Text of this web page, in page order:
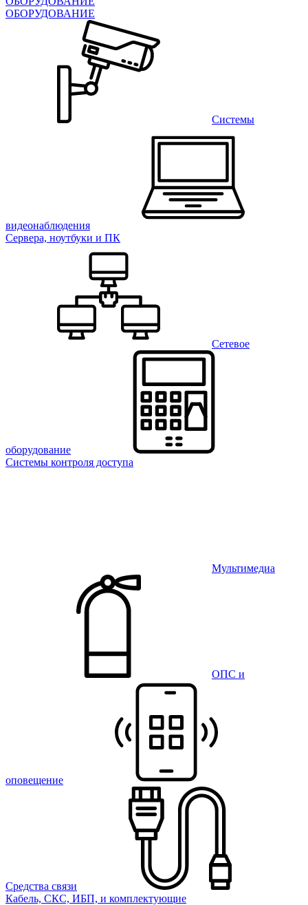
ОБОРУДОВАНИЕ
Системы
видеонаблюдения
Сервера, ноутбуки и ПК
Сетевое
оборудование
Системы контроля доступа
Мультимедиа
ОПС и
оповещение
Средства связи
Кабель, СКС, ИБП, и комплектующие